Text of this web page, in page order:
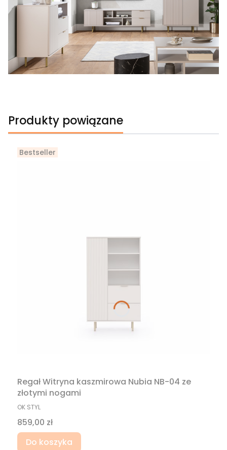
Produkty powiązane
Bestseller
Regał Witryna kaszmirowa Nubia NB-04 ze
złotymi nogami
PRODUCENT
OK STYL
Cena
859,00 zł
Do koszyka